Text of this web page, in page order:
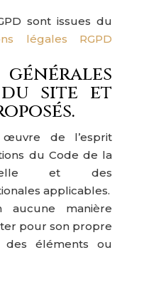
sont issues du
légales RGPD
site et
de l’esprit
du Code de la
et des
applicables.
manière
pour son propre
éléments ou